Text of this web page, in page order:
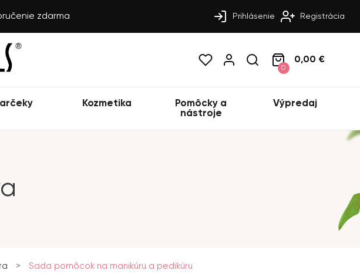
zdarma Prihlásenie Registrácia
0
0,00 €
Kozmetika
Pomôcky a
nástroje
Výpredaj
> Sada pomôcok na manikúru a pedikúru